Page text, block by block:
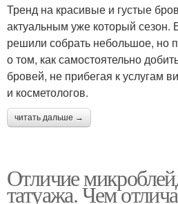
Тренд на красивые и густые
актуальным уже который
решили собрать небольшое, но
о том, как самостоятельно
бровей, не прибегая к услугам
и косметологов.
читать дальше →
Отличие
татуажа. Чем